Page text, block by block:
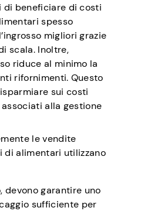
di beneficiare di costi
spesso
migliori grazie
scala. Inoltre,
riduce al minimo la
rifornimenti. Questo
sui costi
alla gestione
le vendite
di alimentari utilizzano
devono garantire uno
sufficiente per